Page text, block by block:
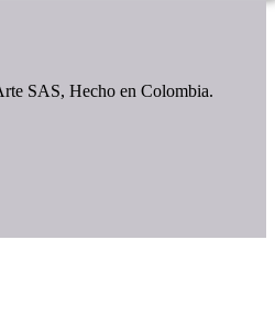
SAS, Hecho en Colombia.